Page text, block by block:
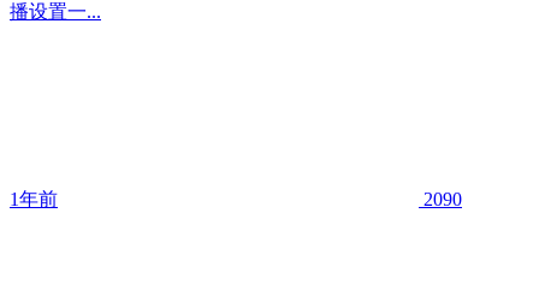
播设置一...
1年前 2090